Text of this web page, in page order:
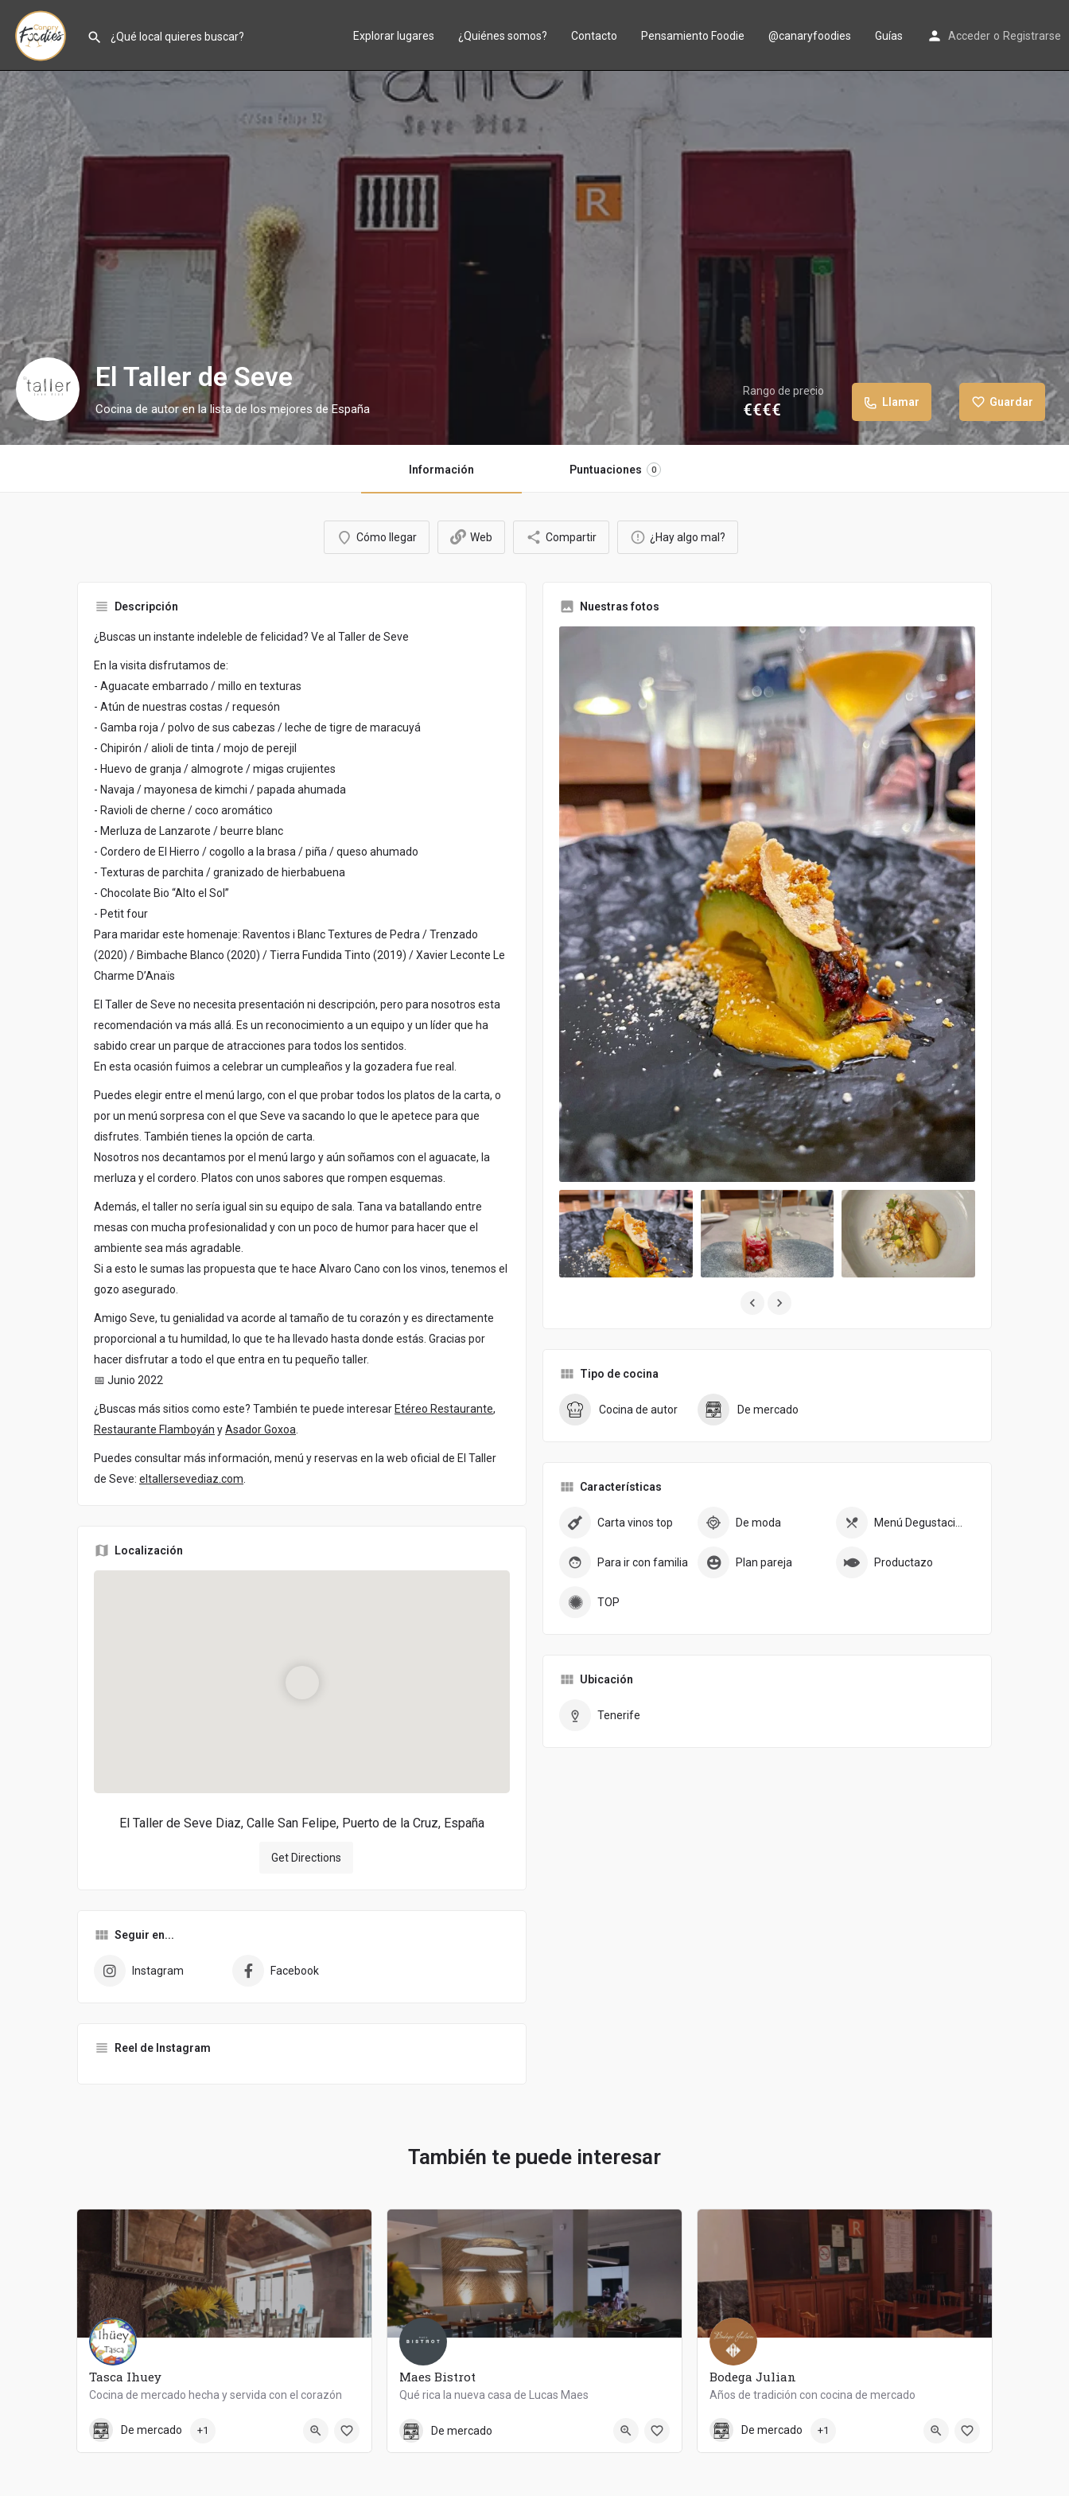
Explorar lugares ¿Quiénes somos? Contacto Pensamiento Foodie @canaryfoodies Guías Acceder o Registrarse
El Taller de Seve
Cocina de autor en la lista de los mejores de España
Rango de precio
€€€€ Llamar Guardar
Información Puntuaciones 0
Cómo llegar Web Compartir ¿Hay algo mal?
Descripción
¿Buscas un instante indeleble de felicidad? Ve al Taller de Seve
En la visita disfrutamos de:
- Aguacate embarrado / millo en texturas
- Atún de nuestras costas / requesón
- Gamba roja / polvo de sus cabezas / leche de tigre de maracuyá
- Chipirón / alioli de tinta / mojo de perejil
- Huevo de granja / almogrote / migas crujientes
- Navaja / mayonesa de kimchi / papada ahumada
- Ravioli de cherne / coco aromático
- Merluza de Lanzarote / beurre blanc
- Cordero de El Hierro / cogollo a la brasa / piña / queso ahumado
- Texturas de parchita / granizado de hierbabuena
- Chocolate Bio “Alto el Sol”
- Petit four
Para maridar este homenaje: Raventos i Blanc Textures de Pedra / Trenzado
(2020) / Bimbache Blanco (2020) / Tierra Fundida Tinto (2019) / Xavier Leconte Le
Charme D’Anaïs
El Taller de Seve no necesita presentación ni descripción, pero para nosotros esta
recomendación va más allá. Es un reconocimiento a un equipo y un líder que ha
sabido crear un parque de atracciones para todos los sentidos.
En esta ocasión fuimos a celebrar un cumpleaños y la gozadera fue real.
Puedes elegir entre el menú largo, con el que probar todos los platos de la carta, o
por un menú sorpresa con el que Seve va sacando lo que le apetece para que
disfrutes. También tienes la opción de carta.
Nosotros nos decantamos por el menú largo y aún soñamos con el aguacate, la
merluza y el cordero. Platos con unos sabores que rompen esquemas.
Además, el taller no sería igual sin su equipo de sala. Tana va batallando entre
mesas con mucha profesionalidad y con un poco de humor para hacer que el
ambiente sea más agradable.
Si a esto le sumas las propuesta que te hace Alvaro Cano con los vinos, tenemos el
gozo asegurado.
Amigo Seve, tu genialidad va acorde al tamaño de tu corazón y es directamente
proporcional a tu humildad, lo que te ha llevado hasta donde estás. Gracias por
hacer disfrutar a todo el que entra en tu pequeño taller.
📅 Junio 2022
¿Buscas más sitios como este? También te puede interesar Etéreo Restaurante,
Restaurante Flamboyán yAsador Goxoa.
Puedes consultar más información, menú y reservas en la web oficial de El Taller
de Seve: eltallersevediaz.com.
Localización
El Taller de Seve Diaz, Calle San Felipe, Puerto de la Cruz, España
Get Directions
Seguir en...
Instagram Facebook
Reel de Instagram
Nuestras fotos
Tipo de cocina
Cocina de autor De mercado
Características
Carta vinos top De moda
Para ir con familia Plan pareja Productazo
TOP
Ubicación
Tenerife
También te puede interesar
Tasca Ihuey
Cocina de mercado hecha y servida con el corazón
De mercado +1
Maes Bistrot
Qué rica la nueva casa de Lucas Maes
De mercado
Bodega Julian
Años de tradición con cocina de mercado
De mercado +1